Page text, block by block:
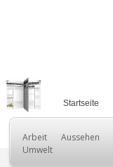
Startseite
Arbeit Aussehen
Umwelt